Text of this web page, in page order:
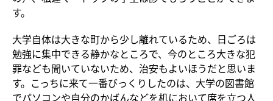
す。
大学自体は大きな町から少し離れているため、日ごろは
勉強に集中できる静かなところで、今のところ大きな犯
罪なども聞いていないため、治安もよいほうだと思いま
す。こっちに来て一番びっくりしたのは、大学の図書館
でパソコンや自分のかばんなどを机において席を立つ人